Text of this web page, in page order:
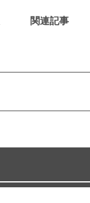
関連記事